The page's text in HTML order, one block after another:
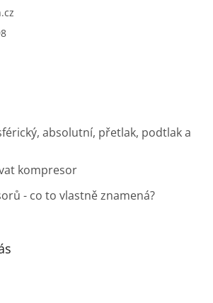
absolutní, přetlak, podtlak a
kompresor
- co to vlastně znamená?